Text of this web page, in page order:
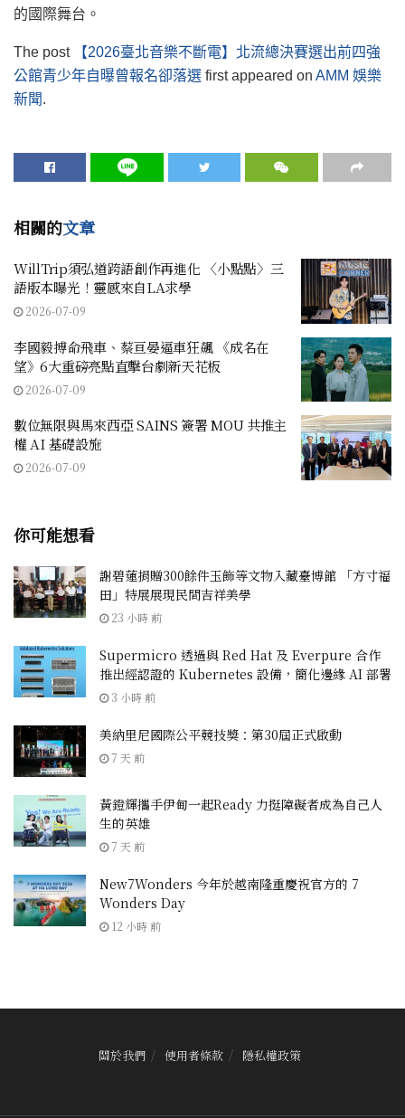
的國際舞台。
The post
【2026臺北音樂不斷電】北流總決賽選出前四強
公館青少年自曝曾報名卻落選 first appeared on AMM 娛樂
新聞.
相關的文章
WillTrip須弘道跨語創作再進化 〈小點點〉三
語版本曝光！靈感來自LA求學
2026-07-09
李國毅搏命飛車、蔡亘晏逼車狂飆 《成名在
望》6大重磅亮點直擊台劇新天花板
2026-07-09
數位無限與馬來西亞 SAINS 簽署 MOU 共推主
權 AI 基礎設施
2026-07-09
你可能想看
謝碧蓮捐贈300餘件玉飾等文物入藏臺博館 「方寸福
田」特展展現民間吉祥美學
23 小時 前
Supermicro 透過與 Red Hat 及 Everpure 合作
推出經認證的 Kubernetes 設備，簡化邊緣 AI 部署
3 小時 前
美納里尼國際公平競技獎：第30屆正式啟動
7 天 前
黃鐙輝攜手伊甸一起Ready 力挺障礙者成為自己人
生的英雄
7 天 前
New7Wonders 今年於越南隆重慶祝官方的 7
Wonders Day
12 小時 前
關於我們 使用者條款 隱私權政策